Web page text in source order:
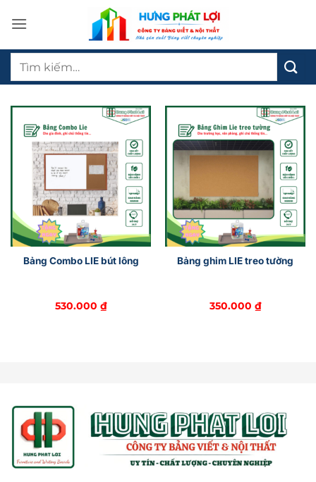
qua
dung
Tìm
Bảng Combo LIE bút lông
530.000 ₫
Bảng ghim LIE treo tường
350.000 ₫